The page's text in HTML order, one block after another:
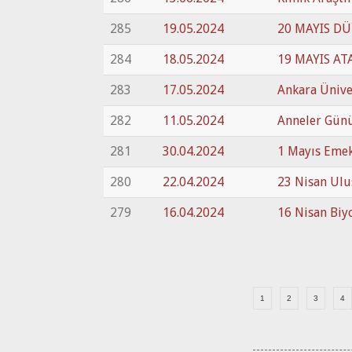
285 19.05.2024 20 MAYIS
284 18.05.2024 19 MAYIS
283 17.05.2024 Ankara
282 11.05.2024 Anneler
281 30.04.2024 1 Mayıs
280 22.04.2024 23 Nisan
279 16.04.2024 16 Nisan
1 2 3 4